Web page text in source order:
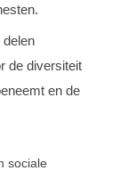
delen
de diversiteit
en de
sociale